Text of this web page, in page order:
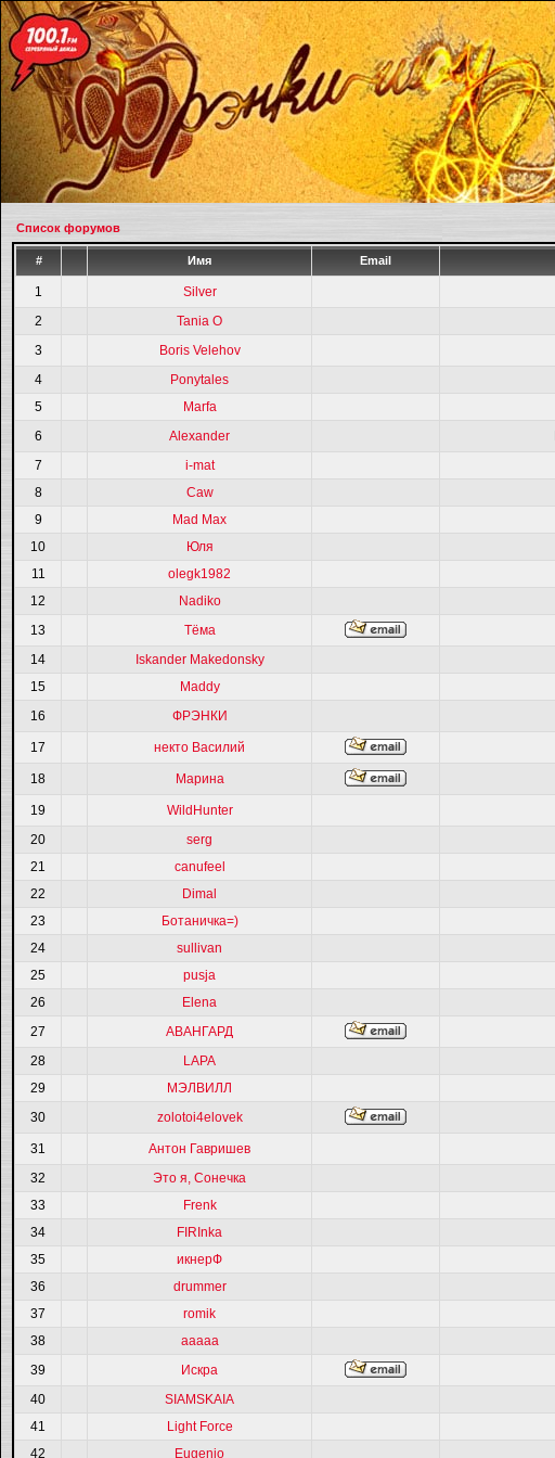
Список форумов
# Имя Email
1 Silver
2
Tania O
3
Boris Velehov
4
Ponytales
5
Marfa
6
Alexander
7
i-mat
8
Caw
9
Mad Max
10
Юля
11
olegk1982
12
Nadiko
13
Тёма
14
Iskander Makedonsky
15
Maddy
16
ФРЭНКИ
17 некто Василий
18 Марина
19 WildHunter
20
serg
21
canufeel
22
Dimal
23
Ботаничка=)
24
sullivan
25
pusja
26
Elena
27
АВАНГАРД
28
LAPA
29
МЭЛВИЛЛ
30
zolotoi4elovek
31 Антон Гавришев
32
Это я, Сонечка
33
Frenk
34
FIRInka
35
икнерФ
36
drummer
37
romik
38
ааааа
39
Искра
40
SIAMSKAIA
41
Light Force
42
Eugenio